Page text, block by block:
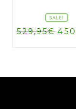
SALE!
529,95€ El